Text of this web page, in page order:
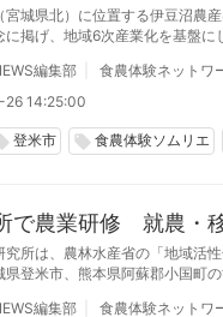
宮城県北）に位置する伊豆沼農
に掲げ、地域6次産業化を基盤
編集部
食農体験ネットワ
26 14:25:00
登米市 local_offer 食農体験ソムリエ
で農業研修 就農・
究所は、農林水産省の「地域活
県登米市、熊本県阿蘇郡小国町
編集部
食農体験ネットワ